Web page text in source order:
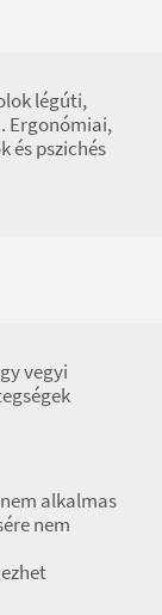
légúti,
Ergonómiai,
és pszichés
vegyi
alkalmas
nem